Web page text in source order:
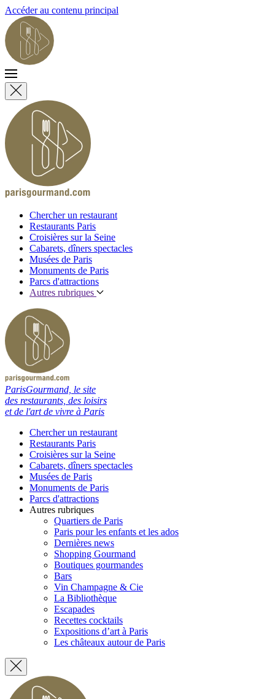
Accéder au contenu principal
Chercher un restaurant
Restaurants Paris
Croisières sur la Seine
Cabarets, dîners spectacles
Musées de Paris
Monuments de Paris
Parcs d'attractions
Autres rubriques
ParisGourmand, le site
des restaurants, des loisirs
et de l'art de vivre à Paris
Chercher un restaurant
Restaurants Paris
Croisières sur la Seine
Cabarets, dîners spectacles
Musées de Paris
Monuments de Paris
Parcs d'attractions
Autres rubriques
Quartiers de Paris
Paris pour les enfants et les ados
Dernières news
Shopping Gourmand
Boutiques gourmandes
Bars
Vin Champagne & Cie
La Bibliothèque
Escapades
Recettes cocktails
Expositions d’art à Paris
Les châteaux autour de Paris